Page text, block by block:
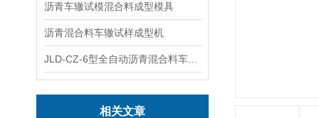
沥青车辙试模混合料成型模具
沥青混合料车辙试样成型机
相关文章